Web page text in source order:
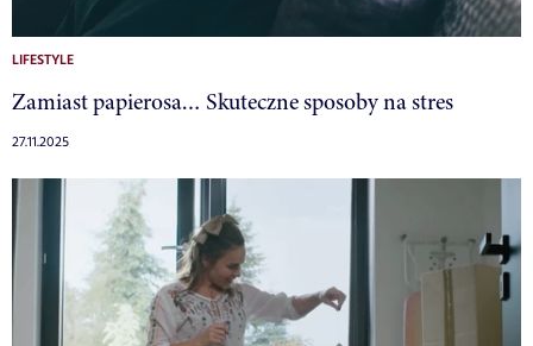
LIFESTYLE
Zamiast papierosa… Skuteczne sposoby na stres
27.11.2025